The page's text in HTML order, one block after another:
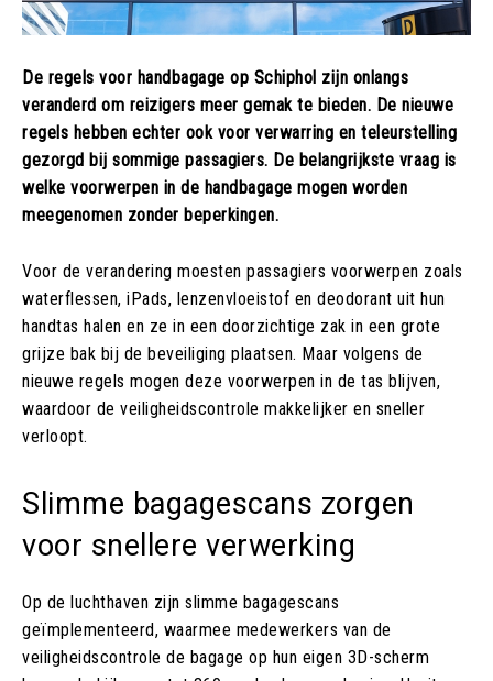
De regels voor handbagage op Schiphol zijn onlangs
veranderd om reizigers meer gemak te bieden. De nieuwe
regels hebben echter ook voor verwarring en teleurstelling
gezorgd bij sommige passagiers. De belangrijkste vraag is
welke voorwerpen in de handbagage mogen worden
meegenomen zonder beperkingen.
Voor de verandering moesten passagiers voorwerpen zoals
waterflessen, iPads, lenzenvloeistof en deodorant uit hun
handtas halen en ze in een doorzichtige zak in een grote
grijze bak bij de beveiliging plaatsen. Maar volgens de
nieuwe regels mogen deze voorwerpen in de tas blijven,
waardoor de veiligheidscontrole makkelijker en sneller
verloopt.
Slimme bagagescans zorgen
voor snellere verwerking
Op de luchthaven zijn slimme bagagescans
geïmplementeerd, waarmee medewerkers van de
veiligheidscontrole de bagage op hun eigen 3D-scherm